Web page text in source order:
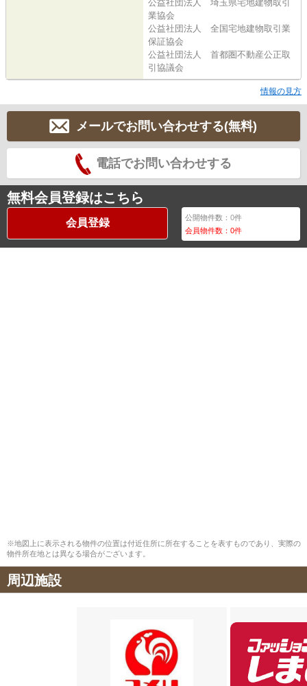
公益社団法人 埼玉県宅地建物取引
業協会
公益社団法人 全国宅地建物取引業
保証協会
公益社団法人 首都圏不動産公正取
引協議会
情報の見方
メールでお問い合わせする(無料)
電話でお問い合わせする
無料会員登録はこちら
会員登録 公開物件数：0件
会員物件数：0件
※地図上に表示される物件の位置は付近住所に所在することを表すものであり、実際の
物件所在地とは異なる場合がございます。
周辺施設